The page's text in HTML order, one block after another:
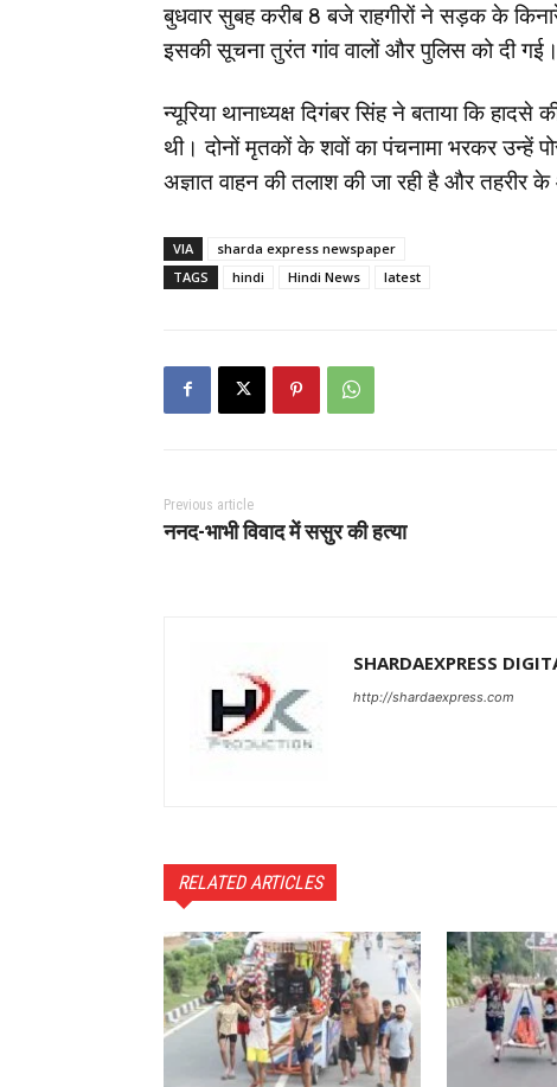
बुधवार सुबह करीब 8 बजे राहगीरों ने सड़क के
इसकी सूचना तुरंत गांव वालों और पुलिस को दी गई।
न्यूरिया थानाध्यक्ष दिगंबर सिंह ने बताया कि
थी। दोनों मृतकों के शवों का पंचनामा भरकर उन्हें
अज्ञात वाहन की तलाश की जा रही है और तहरीर
VIA
sharda express newspaper
TAGS
hindi Hindi News latest
Previous article
ननद-भाभी विवाद में ससुर की हत्या
SHARDAEXPRESS
http://shardaexpress.com
RELATED ARTICLES